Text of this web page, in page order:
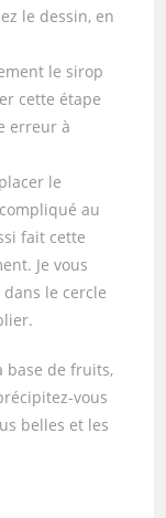
le dessin, en
le sirop
cette étape
erreur à
le
au
fait cette
Je vous
le cercle
base de fruits,
vous
belles et les